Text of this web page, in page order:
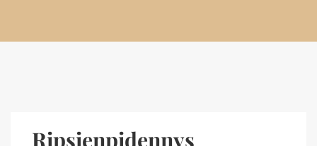
Ripsienpidennys